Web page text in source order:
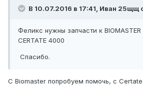
В 10.07.2016 в 17:41, Иван 25щщ
Феликс нужны запчасти к BIOMASTER
CERTATE 4000
Спасибо.
C Biomaster попробуем помочь, c